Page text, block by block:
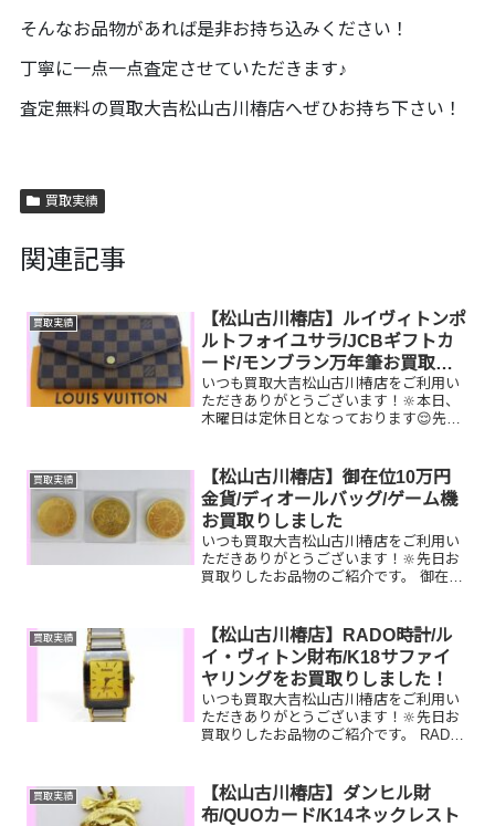
そんなお品物があれば是非お持ち込みください！
丁寧に一点一点査定させていただきます♪
査定無料の買取大吉松山古川椿店へぜひお持ち下さい！
買取実績
関連記事
買取実績
【松山古川椿店】ルイヴィトンポ
ルトフォイユサラ/JCBギフトカ
ード/モンブラン万年筆お買取り
しました
いつも買取大吉松山古川椿店をご利用い
ただきありがとうございます！🔆本日、
木曜日は定休日となっております😌先日
カード/モンブラン万年筆お家で眠ってい
るお品物はござい...
買取実績
【松山古川椿店】御在位10万円
金貨/ディオールバッグ/ゲーム機
お買取りしました
いつも買取大吉松山古川椿店をご利用い
ただきありがとうございます！🔆先日お
買取りしたお品物のご紹介です。 御在位
はございませんか？ぜひ買取大吉松山古
川椿店にお査定させて...
買取実績
【松山古川椿店】RADO時計/ル
イ・ヴィトン財布/K18サファイ
ヤリングをお買取りしました！
いつも買取大吉松山古川椿店をご利用い
ただきありがとうございます！🔆先日お
買取りしたお品物のご紹介です。 RADO
ませんか？そのお品物ぜひ！買取大吉松
山古川椿店にお...
買取実績
【松山古川椿店】ダンヒル財
布/QUOカード/K14ネックレスト